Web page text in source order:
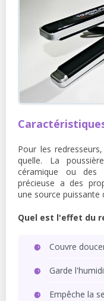
Pour les
quelle. La
céramique ou des
précieuse a des
une source puissante
Quel est l'effet du
Couvre
Garde
Empêche la